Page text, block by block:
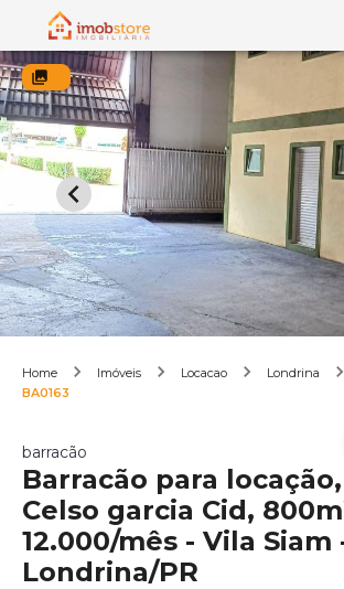
Home Imóveis Locacao Londrina
BA0163
barracão
Barracão para
Celso garcia Cid,
12.000/mês - Vila Siam
Londrina/PR